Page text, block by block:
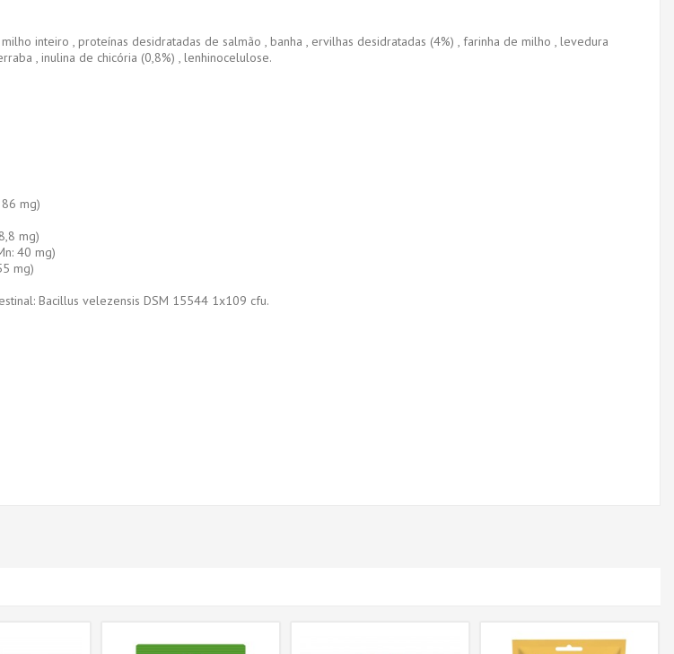
inteiro , proteínas desidratadas de salmão , banha , ervilhas desidratadas (4%) , farinha de milho , levedura
, inulina de chicória (0,8%) , lenhinocelulose.
mg)
mg)
40 mg)
mg)
Bacillus velezensis DSM 15544 1x109 cfu.